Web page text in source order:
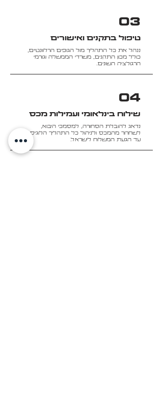
03
טיפול בתקנים ואישורים
ננהל את כל התהליך מול הגופים הרלוונטיים,
כולל מכון התקנים, משרדי הממשלה וגורמי
הרגולציה השונים.
04
שילוח בינלאומי ועמילות מכס
נדאג להובלת הסחורה, למסמכי היבוא,
לשחרור מהמכס ולניהול כל התהליך הלוגיסטי
עד הגעת המשלוח לישראל.